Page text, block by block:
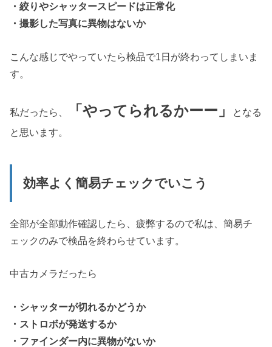
・絞りやシャッタースピードは正常化
・撮影した写真に異物はないか
こんな感じでやっていたら検品で1日が終わってしまいま
す。
私だったら、 「やってられるかーー」
となる
と思います。
効率よく簡易チェックでいこう
全部が全部動作確認したら、疲弊するので私は、簡易チ
ェックのみで検品を終わらせています。
中古カメラだったら
・シャッターが切れるかどうか
・ストロボが発送するか
・ファインダー内に異物がないか